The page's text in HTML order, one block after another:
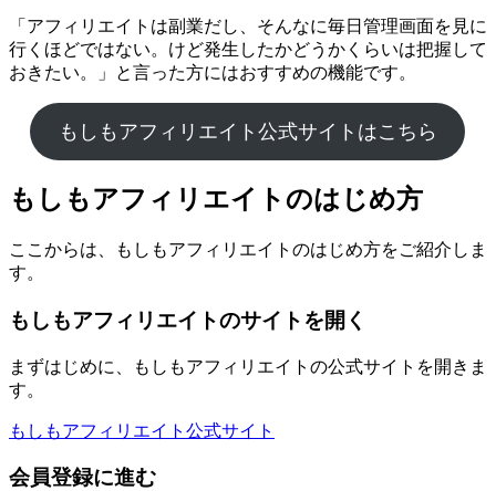
「アフィリエイトは副業だし、そんなに毎日管理画面を見に
行くほどではない。けど発生したかどうかくらいは把握して
おきたい。」と言った方にはおすすめの機能です。
もしもアフィリエイト公式サイトはこちら
もしもアフィリエイトのはじめ方
ここからは、もしもアフィリエイトのはじめ方をご紹介しま
す。
もしもアフィリエイトのサイトを開く
まずはじめに、もしもアフィリエイトの公式サイトを開きま
す。
もしもアフィリエイト公式サイト
会員登録に進む